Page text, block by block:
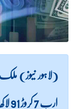
ارب 7 کروڑ 91 لاکھ ڈالر ہو گئے ہیں۔